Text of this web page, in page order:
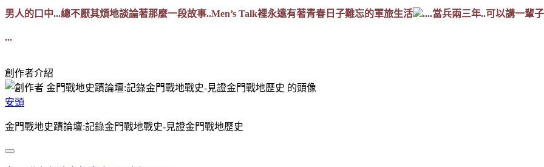
男人的口中...總不厭其煩地談論著那麼一段故事..Men’s Talk裡永遠有著青春日子難忘的軍旅生活 ....當兵兩三年..可以講一輩
...
創作者介紹
安頭
金門戰地史蹟論壇:記錄金門戰地戰史-見證金門戰地歷史